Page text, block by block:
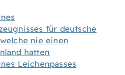
für deutsche
nie einen
hatten
Leichenpasses